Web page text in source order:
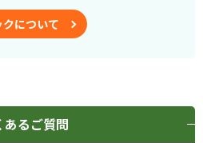
について
あるご質問